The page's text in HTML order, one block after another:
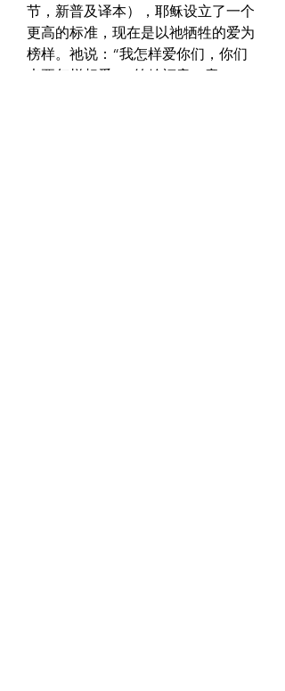
节，新普及译本），耶稣设立了一个
更高的标准，现在是以祂牺牲的爱为
榜样。祂说：“我怎样爱你们，你们
也要怎样相爱”（约翰福音13章34